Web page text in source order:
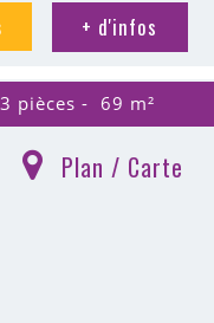
+ d'infos
3 pièces 69 m²
Plan / Carte